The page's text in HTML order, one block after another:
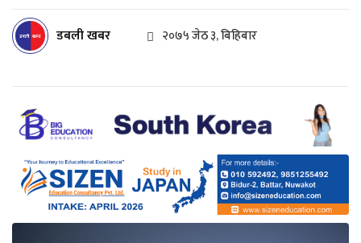
डबली खबर २०७५ जेठ ३, बिहिबार